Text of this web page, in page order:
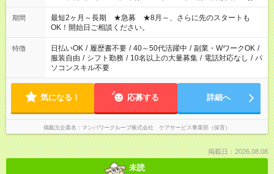
の準備 ・10時～13時：園児の見守り～お昼の補助 ・9時～16
時：帰りの会まで！子供の成長を見守る ・15時～20時：夜のお
迎えサポート
期間
最短2ヶ月～長期 ★急募 ★8月～、さらに先のスタートも
OK！開始日ご相談ください。
特徴 日払いOK / 履歴書不要 / 40～50代活躍中 / 副業・WワークOK /
服装自由 / シフト勤務 / 10名以上の大量募集 / 電話対応なし / パ
ソコンスキル不要
気になる！ 応募する 詳細へ
掲載元企業名 マンパワーグループ株式会社 ケアサービス事業部（保育）
掲載日：2026.08.08
未読